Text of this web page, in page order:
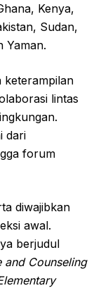
Kenya,
Sudan,
Yaman.
keterampilan
lintas
dari
forum
diwajibkan
awal.
berjudul
and Counseling